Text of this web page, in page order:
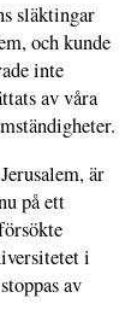
släktingar
och kunde
inte
av våra
är
på ett
i
av